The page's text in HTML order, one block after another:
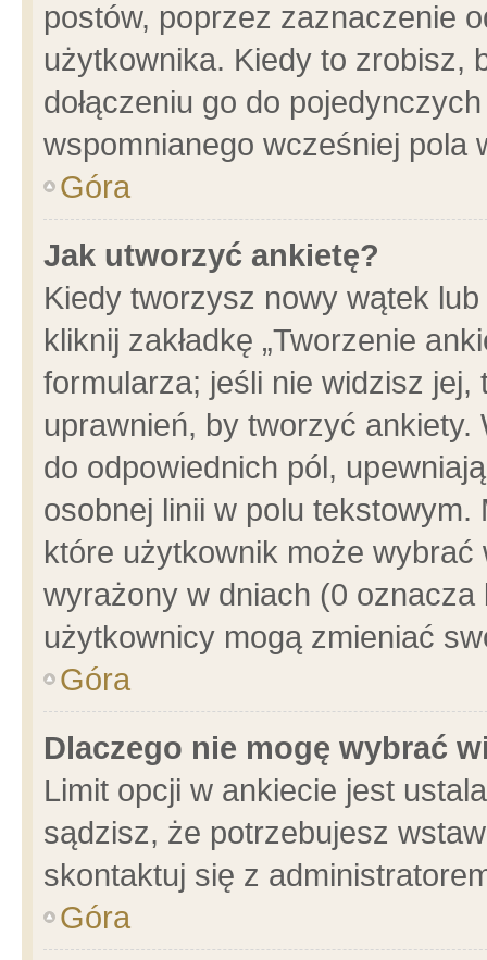
postów, poprzez zaznaczenie
użytkownika. Kiedy to zrobisz,
dołączeniu go do
wspomnianego wcześniej pola
Góra
Jak utworzyć ankietę?
Kiedy tworzysz nowy wątek
kliknij zakładkę „Tworzenie
formularza; jeśli nie widzisz
uprawnień, by tworzyć ankiety.
do odpowiednich pól,
osobnej linii w polu
które użytkownik może
wyrażony w dniach (0
użytkownicy mogą zmieniać
Góra
Dlaczego nie mogę wybrać
Limit opcji w ankiecie jest
sądzisz, że potrzebujesz
skontaktuj się z
Góra